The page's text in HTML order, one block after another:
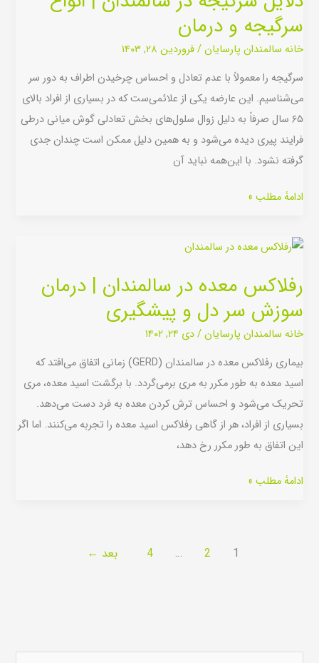
سرگیجه و درمان
خانه سالمندان پارسایان/فروردین ۲۸, ۱۴۰۳
سرگیجه را معمولاً با عدم تعادل و احساس چرخیدن اطراف به دور سر
می‌شناسیم. این عارضه یکی از علائمی‌ست که در بسیاری از افراد بالای
۶۵ سال صرفاً به دلیل زوال سلول‌های بخش تعادلی گوش میانی درطی
فرایند پیری دیده می‌شود و به همین دلیل ممکن است چندان جدی
گرفته نشود. با این‌همه نباید آن
سالمندان
سرگیجه
و
درمان
ادامۀ مطلب »
رفلاکس معده در سالمندان | درمان
سوزش سر دل و پیشگیری
خانه سالمندان پارسایان/دی ۲۴, ۱۴۰۲
بیماری رفلاکس معده در سالمندان (GERD) زمانی اتفاق می‌افتد که
اسید معده به طور مکرر به مری برمی‌گردد. با برگشت اسید معده، مری
تحریک می‌شود و احساس ترش کردن معده به فرد دست می‌دهد.
بسیاری از افراد، هر از گاهی رفلاکس اسید معده را تجربه می‌کنند. اما اگر
این اتفاق به طور مکرر رخ دهد،
رفلاکس
در
سالمندان
سوزش
سر
دل
و
پیشگیری
ادامۀ مطلب »
1
2
…
4 بعد ←